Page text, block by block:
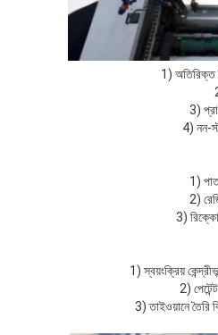
1) অতিরিক্ত
3)
4) নন-
1)
2)
3) রিক্কো
1) স্বয়ংক্রিয়
2)
3) তাইওয়ানে তৈরি